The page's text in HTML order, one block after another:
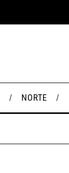
NORTE